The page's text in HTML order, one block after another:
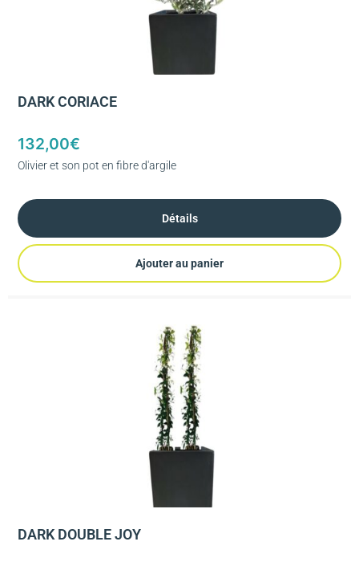
DARK CORIACE
132,00€
Olivier et son pot en fibre d'argile
Détails
Ajouter au panier
DARK DOUBLE JOY